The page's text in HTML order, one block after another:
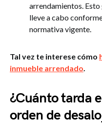
arrendamientos.
lleve a cabo
normativa vigente.
Tal vez te interese cómo
inmueble arrendado.
¿Cuánto tarda
orden de